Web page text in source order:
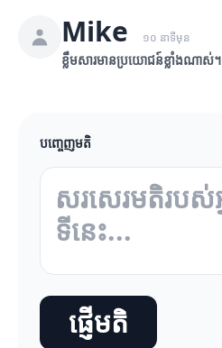
Mike ១០ នាទីមុន
ខ្លឹមសារមានប្រយោជន៍ខ្លាំងណាស់។
បញ្ចេញមតិ
ផ្ញើមតិ